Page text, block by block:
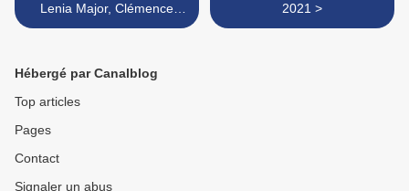
Lenia Major, Clémence
Pollet
2021 >
Hébergé par Canalblog
Top articles
Pages
Contact
Signaler un abus